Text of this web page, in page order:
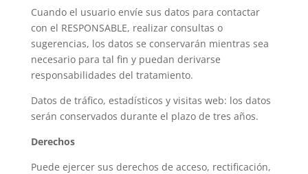
Cuando el usuario envíe sus datos para contactar
con el RESPONSABLE, realizar consultas o
sugerencias, los datos se conservarán mientras sea
necesario para tal fin y puedan derivarse
responsabilidades del tratamiento.
Datos de tráfico, estadísticos y visitas web: los datos
serán conservados durante el plazo de tres años.
Derechos
Puede ejercer sus derechos de acceso, rectificación,